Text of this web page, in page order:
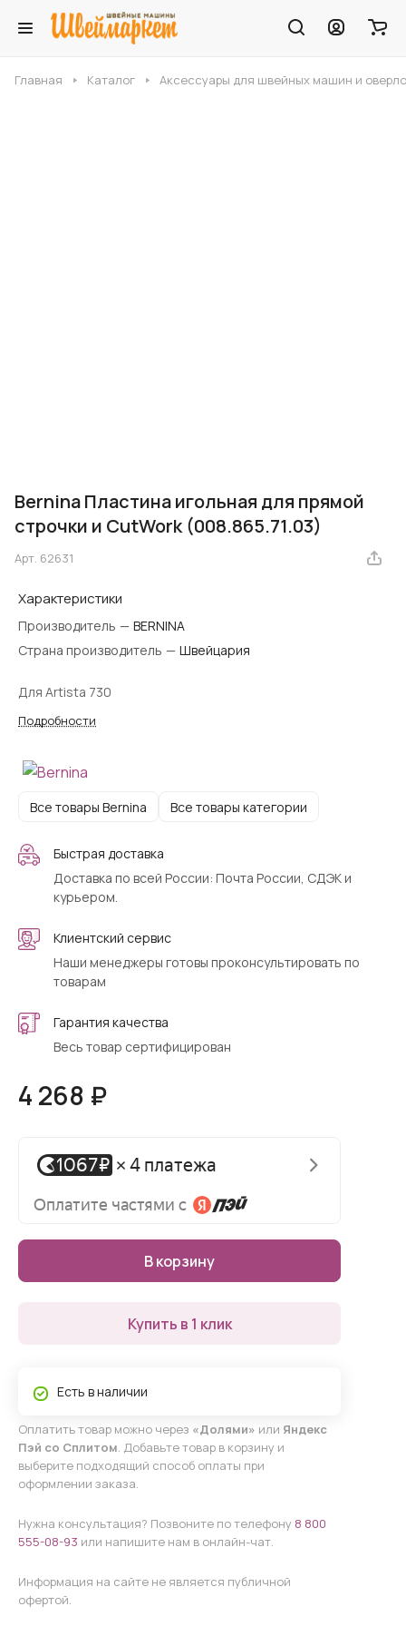
Главная Каталог Аксессуары для швейных машин и
Bernina Пластина игольная для прямой
строчки и CutWork (008.865.71.03)
Арт. 62631
Характеристики
Производитель — BERNINA
Страна производитель — Швейцария
Для Artista 730
Подробности
Все товары Bernina Все товары категории
Быстрая доставка
Доставка по всей России: Почта России, СДЭК и
курьером.
Клиентский сервис
Наши менеджеры готовы проконсультировать по
товарам
Гарантия качества
Весь товар сертифицирован
4 268 ₽
В корзину
Купить в 1 клик
Есть в наличии
Оплатить товар можно через «Долями» или Яндекс
Пэй со Сплитом. Добавьте товар в корзину и
выберите подходящий способ оплаты при
оформлении заказа.
Нужна консультация? Позвоните по телефону 8 800
555-08-93 или напишите нам в онлайн-чат.
Информация на сайте не является публичной
офертой.